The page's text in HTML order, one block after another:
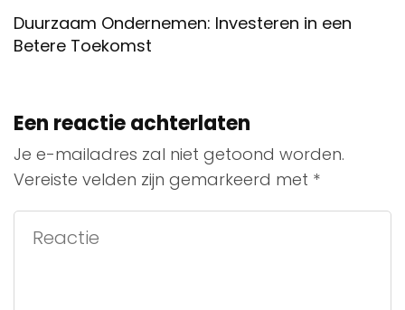
Duurzaam Ondernemen: Investeren in een
Betere Toekomst
Een reactie achterlaten
Je e-mailadres zal niet getoond worden.
Vereiste velden zijn gemarkeerd met *